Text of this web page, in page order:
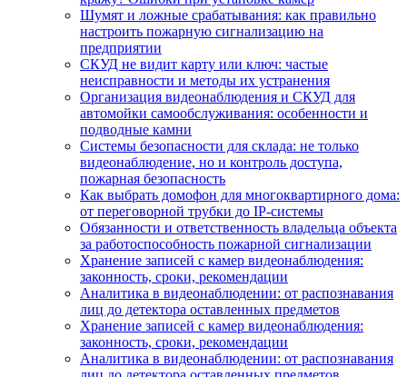
Шумят и ложные срабатывания: как правильно
настроить пожарную сигнализацию на
предприятии
СКУД не видит карту или ключ: частые
неисправности и методы их устранения
Организация видеонаблюдения и СКУД для
автомойки самообслуживания: особенности и
подводные камни
Системы безопасности для склада: не только
видеонаблюдение, но и контроль доступа,
пожарная безопасность
Как выбрать домофон для многоквартирного дома:
от переговорной трубки до IP-системы
Обязанности и ответственность владельца объекта
за работоспособность пожарной сигнализации
Хранение записей с камер видеонаблюдения:
законность, сроки, рекомендации
Аналитика в видеонаблюдении: от распознавания
лиц до детектора оставленных предметов
Хранение записей с камер видеонаблюдения:
законность, сроки, рекомендации
Аналитика в видеонаблюдении: от распознавания